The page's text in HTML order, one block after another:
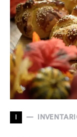
I